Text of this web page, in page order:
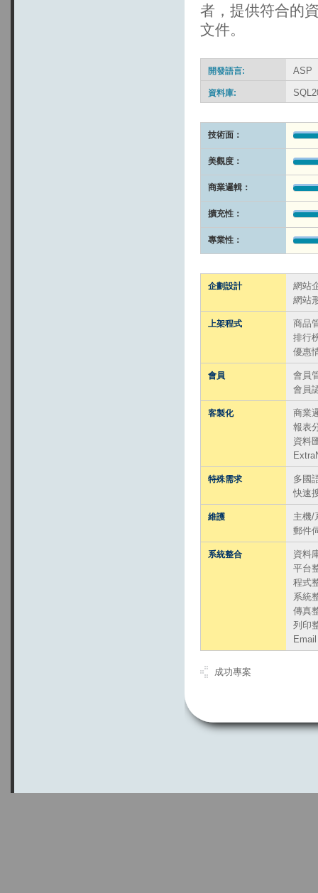
者，提供符合的
文件。
ASP
開發語言:
資料庫:
技術面：
美觀度：
商業邏輯：
擴充性：
專業性：
網站
網站
企劃設計
商品
排行
優惠
上架程式
會員
會員
會員
商業
報表
資料
客製化
多國
快速
特殊需求
主機/
郵件
維護
資料
平台
程式
系統
傳真
列印
系統整合
成功專案